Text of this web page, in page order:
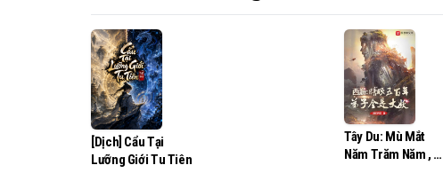
[Dịch] Cẩu Tại
Lưỡng Giới Tu Tiên
Tây Du: Mù Mắt
Năm Trăm Năm , Đệ